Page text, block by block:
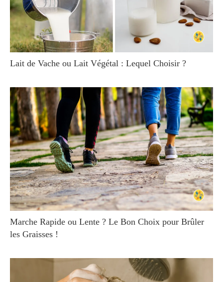
Lait de Vache ou Lait Végétal : Lequel Choisir ?
Marche Rapide ou Lente ? Le Bon Choix pour Brûler
les Graisses !